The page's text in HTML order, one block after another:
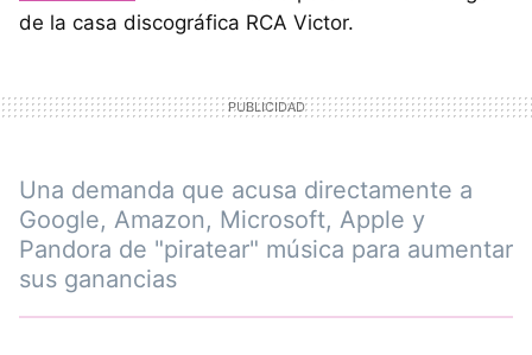
de la casa discográfica RCA Victor.
Una demanda que acusa directamente a
Google, Amazon, Microsoft, Apple y
Pandora de "piratear" música para aumentar
sus ganancias